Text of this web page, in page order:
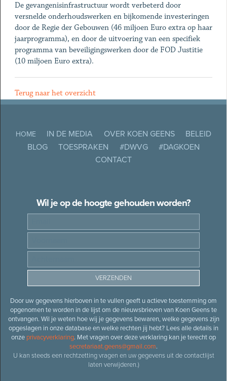
De gevangenisinfrastructuur wordt verbeterd door
versnelde onderhoudswerken en bijkomende investeringen
door de Regie der Gebouwen (46 miljoen Euro extra op haar
jaarprogramma), en door de uitvoering van een specifiek
programma van beveiligingswerken door de FOD Justitie
(10 miljoen Euro extra).
Terug naar het overzicht
HOME IN DE MEDIA OVER KOEN GEENS
BELEID
BLOG
TOESPRAKEN #DWVG
#DAGKOEN
CONTACT
Wil je op de hoogte gehouden worden?
Door uw gegevens hierboven in te vullen geeft u actieve toestemming om
opgenomen te worden in de lijst om de nieuwsbrieven van Koen Geens te
ontvangen. Wil je weten hoe wij je gegevens bewaren, welke gegevens zijn
opgeslagen in onze database en welke rechten jij hebt? Lees alle details in
onze privacyverklaring. Met vragen over deze verklaring kan je terecht op
secretariaat.geens@gmail.com.
U kan steeds een rechtzetting vragen en uw gegevens uit de contactlijst
laten verwijderen.)